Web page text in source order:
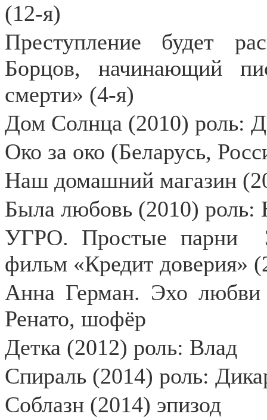
(12-я)
Преступление будет
Борцов, начинающий
смерти» (4-я)
Дом Солнца (2010) роль:
Око за око (Беларусь,
Наш домашний магазин
Была любовь (2010) роль:
УГРО. Простые парни
фильм «Кредит доверия»
Анна Герман. Эхо любви
Ренато, шофёр
Детка (2012) роль: Влад
Спираль (2014) роль:
Соблазн (2014) эпизод